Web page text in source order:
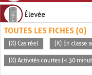
Élevée
TOUTES LES FICHES (0)
(X) Cas réel (X) En classe
(X) Activités courtes (< 30